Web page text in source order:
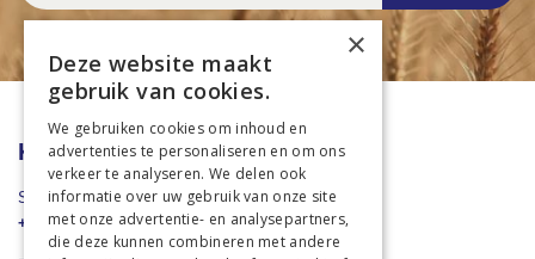
op
onze
Klantenservice
Stuur een Whatsapp
+31 43 455 2665
×
Deze website maakt
gebruik van cookies.
We gebruiken cookies om inhoud en
advertenties te personaliseren en om ons
verkeer te analyseren. We delen ook
informatie over uw gebruik van onze site
met onze advertentie- en analysepartners,
die deze kunnen combineren met andere